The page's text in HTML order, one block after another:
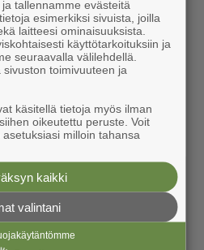
tallennamme evästeitä
esimerkiksi sivuista, joilla
laitteesi ominaisuuksista.
käyttötarkoituksiin ja
seuraavalla välilehdellä.
toimivuuteen ja
käsitellä tietoja myös ilman
oikeutettu peruste. Voit
milloin tahansa
kaikki
valintani